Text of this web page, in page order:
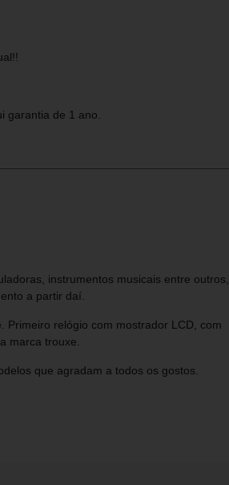
garantia de 1 ano.
instrumentos musicais entre outros,
a partir daí.
relógio com mostrador LCD, com
marca trouxe.
que agradam a todos os gostos.